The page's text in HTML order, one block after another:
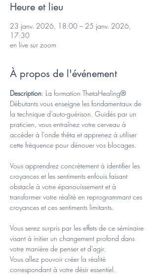
Heure et lieu
23 janv. 2026, 18:00 – 25 janv. 2026,
17:30
en live sur zoom
À propos de l'événement
Description: La formation ThetaHealing®
Débutants vous enseigne les fondamentaux de
la technique d’auto-guérison. Guidés par un
praticien, vous entraînez votre cerveau à
accéder à l’onde thêta et apprenez à utiliser
cette fréquence pour dénouer vos blocages.
Vous apprendrez concrètement à identifier les
croyances et les sentiments enfouis faisant
obstacle à votre épanouissement et à
transformer votre réalité en reprogrammant ces
croyances et ces sentiments limitants.
Vous serez surpris par les effets de ce séminaire
visant à initier un changement profond dans
votre manière de penser et d’agir.
Vous allez pouvoir créer la réalité
correspondant à votre désir essentiel.